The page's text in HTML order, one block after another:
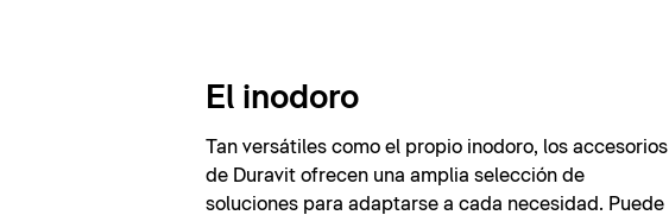
El inodoro
Tan versátiles como el propio inodoro, los accesorios
de Duravit ofrecen una amplia selección de
soluciones para adaptarse a cada necesidad. Puede